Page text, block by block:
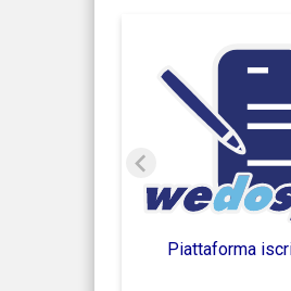
Piattaforma